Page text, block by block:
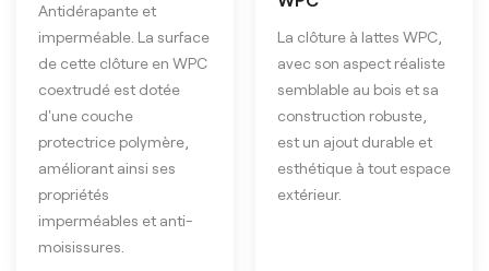
Antidérapante et
imperméable. La surface
de cette clôture en WPC
coextrudé est dotée
d'une couche
protectrice polymère,
améliorant ainsi ses
propriétés
imperméables et anti-
moisissures.
La clôture à lattes WPC,
avec son aspect réaliste
semblable au bois et sa
construction robuste,
est un ajout durable et
esthétique à tout espace
extérieur.